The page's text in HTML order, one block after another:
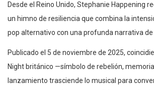
Desde el Reino Unido, Stephanie Happening
un himno de resiliencia que combina la
pop alternativo con una profunda narrativa de
Publicado el 5 de noviembre de 2025,
Night británico —símbolo de rebelión,
lanzamiento trasciende lo musical para